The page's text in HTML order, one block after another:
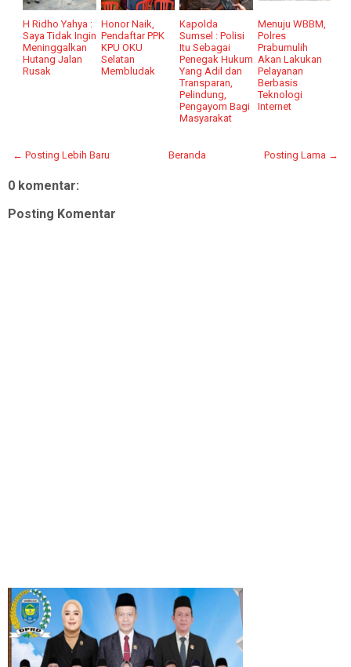
H Ridho Yahya :
Saya Tidak Ingin
Meninggalkan
Hutang Jalan
Rusak
Honor Naik,
Pendaftar PPK
KPU OKU
Selatan
Membludak
Kapolda
Sumsel : Polisi
Itu Sebagai
Penegak Hukum
Yang Adil dan
Transparan,
Pelindung,
Pengayom Bagi
Masyarakat
Menuju WBBM,
Polres
Prabumulih
Akan Lakukan
Pelayanan
Berbasis
Teknologi
Internet
← Posting Lebih Baru Posting Lama →
Beranda
0 komentar:
Posting Komentar